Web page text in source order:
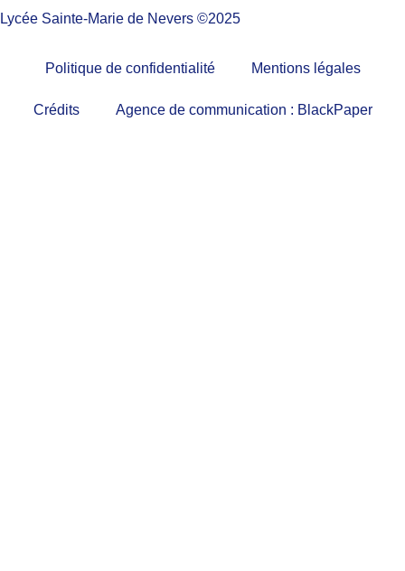
Lycée Sainte-Marie de Nevers ©2025
Politique de confidentialité Mentions légales
Crédits Agence de communication : BlackPaper